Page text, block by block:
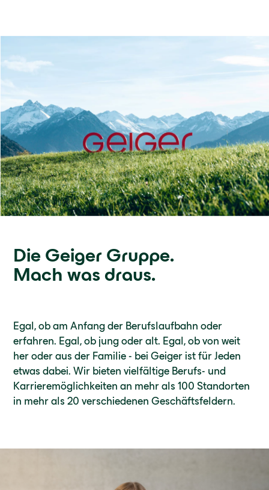
Die Geiger Gruppe.
Mach was draus.
Egal, ob am Anfang der Berufslaufbahn oder
erfahren. Egal, ob jung oder alt. Egal, ob von weit
her oder aus der Familie - bei Geiger ist für Jeden
etwas dabei. Wir bieten vielfältige Berufs- und
Karrieremöglichkeiten an mehr als 100 Standorten
in mehr als 20 verschiedenen Geschäftsfeldern.